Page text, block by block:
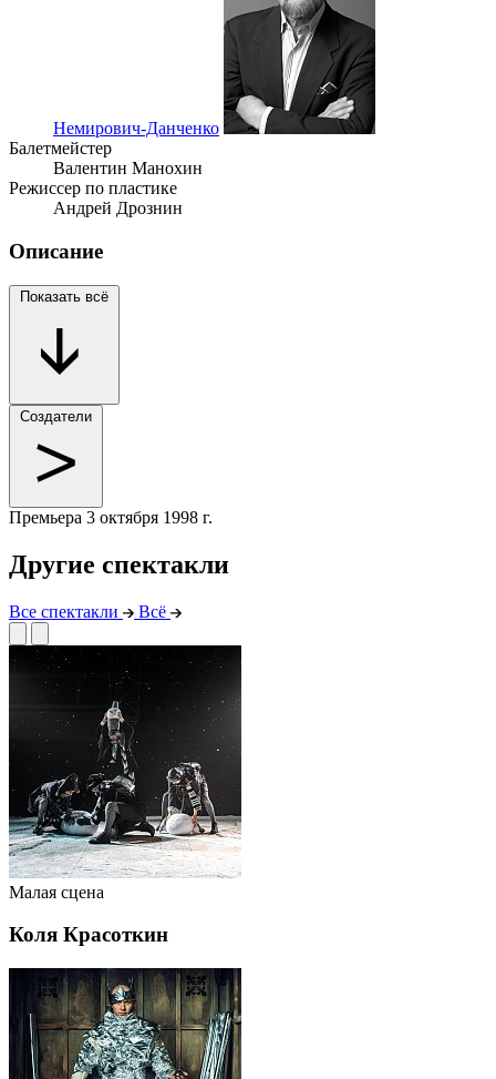
Немирович-Данченко
Балетмейстер
Валентин Манохин
Режиссер по пластике
Андрей Дрознин
Описание
Показать всё
Создатели
Премьера 3 октября 1998 г.
Другие спектакли
Все спектакли Всё
Малая сцена
Коля Красоткин